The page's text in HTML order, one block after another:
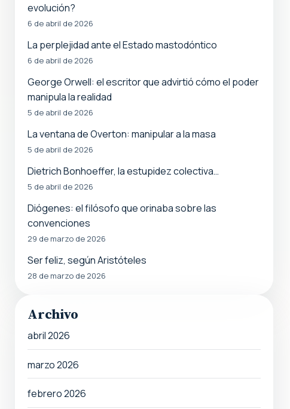
evolución?
6 de abril de 2026
La perplejidad ante el Estado mastodóntico
6 de abril de 2026
George Orwell: el escritor que advirtió cómo el poder
manipula la realidad
5 de abril de 2026
La ventana de Overton: manipular a la masa
5 de abril de 2026
Dietrich Bonhoeffer, la estupidez colectiva…
5 de abril de 2026
Diógenes: el filósofo que orinaba sobre las
convenciones
29 de marzo de 2026
Ser feliz, según Aristóteles
28 de marzo de 2026
Archivo
abril 2026
marzo 2026
febrero 2026